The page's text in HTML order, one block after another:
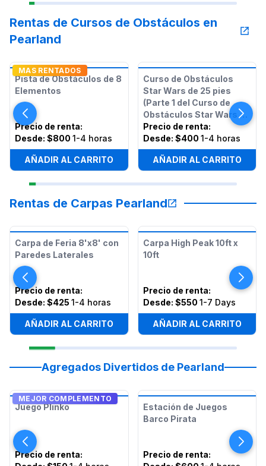
Rentas de Cursos de Obstáculos en
Pearland
MAS RENTADOS
Pista de Obstáculos de 8
Elementos
Precio de renta:
Desde: $800 1-4 horas
AÑADIR AL CARRITO
Curso de Obstáculos
Star Wars de 25 pies
(Parte 1 del Curso de
Obstáculos Star Wars de
50 pies)
Precio de renta:
Desde: $400 1-4 horas
AÑADIR AL CARRITO
Rentas de Carpas Pearland
Carpa de Feria 8'x8' con
Paredes Laterales
Precio de renta:
Desde: $425 1-4 horas
AÑADIR AL CARRITO
Carpa High Peak 10ft x
10ft
Precio de renta:
Desde: $550 1-7 Days
AÑADIR AL CARRITO
Agregados Divertidos de Pearland
MEJOR COMPLEMENTO
Juego Plinko
Precio de renta:
Estación de Juegos
Barco Pirata
Precio de renta: